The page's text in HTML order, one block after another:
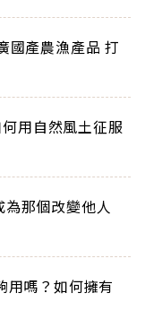
國產農漁產品 打
用自然風土征服
那個改變他人
用嗎？如何擁有